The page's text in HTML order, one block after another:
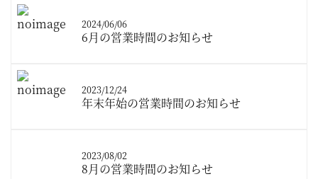
2024/06/06
6月の営業時間のお知らせ
2023/12/24
年末年始の営業時間のお知らせ
2023/08/02
8月の営業時間のお知らせ